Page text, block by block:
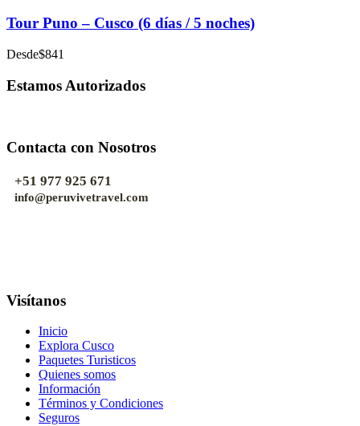
Tour Puno – Cusco (6 días / 5 noches)
Desde$841
Estamos Autorizados
Contacta con Nosotros
+51 977 925 671
info@peruvivetravel.com
Visítanos
Inicio
Explora Cusco
Paquetes Turisticos
Quienes somos
Información
Términos y Condiciones
Seguros